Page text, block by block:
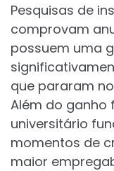
Pesquisas de
comprovam
possuem uma
que pararam
Além do ganho
universitário
momentos de
maior